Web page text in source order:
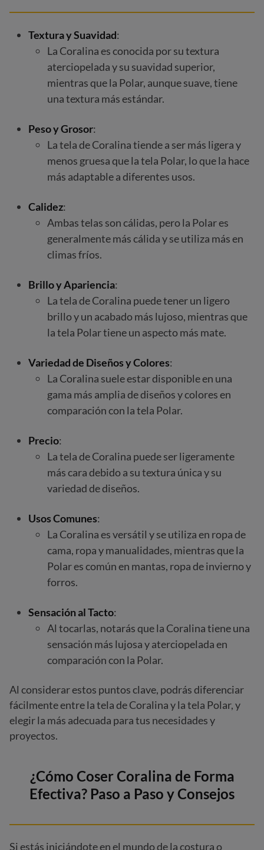
Textura y Suavidad:
La Coralina es conocida por su textura
aterciopelada y su suavidad superior,
mientras que la Polar, aunque suave, tiene
una textura más estándar.
Peso y Grosor:
La tela de Coralina tiende a ser más ligera y
menos gruesa que la tela Polar, lo que la hace
más adaptable a diferentes usos.
Calidez:
Ambas telas son cálidas, pero la Polar es
generalmente más cálida y se utiliza más en
climas fríos.
Brillo y Apariencia:
La tela de Coralina puede tener un ligero
brillo y un acabado más lujoso, mientras que
la tela Polar tiene un aspecto más mate.
Variedad de Diseños y Colores:
La Coralina suele estar disponible en una
gama más amplia de diseños y colores en
comparación con la tela Polar.
Precio:
La tela de Coralina puede ser ligeramente
más cara debido a su textura única y su
variedad de diseños.
Usos Comunes:
La Coralina es versátil y se utiliza en ropa de
cama, ropa y manualidades, mientras que la
Polar es común en mantas, ropa de invierno y
forros.
Sensación al Tacto:
Al tocarlas, notarás que la Coralina tiene una
sensación más lujosa y aterciopelada en
comparación con la Polar.
Al considerar estos puntos clave, podrás diferenciar
fácilmente entre la tela de Coralina y la tela Polar, y
elegir la más adecuada para tus necesidades y
proyectos.
¿Cómo Coser Coralina de Forma
Efectiva? Paso a Paso y Consejos
Si estás iniciándote en el mundo de la costura o